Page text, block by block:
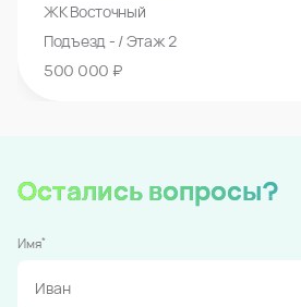
ЖК Восточный
Подъезд - / Этаж 2
500 000 ₽
Остались вопросы?
Имя*